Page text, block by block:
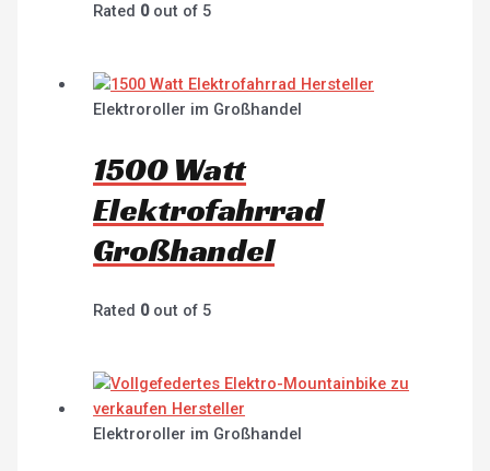
Rated 0out of 5
Elektroroller im Großhandel
1500 Watt
Elektrofahrrad
Großhandel
Rated 0out of 5
Elektroroller im Großhandel